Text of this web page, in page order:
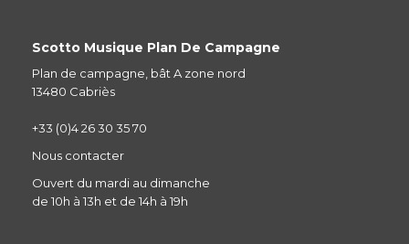
Scotto Musique Plan De Campagne
Plan de campagne, bât A zone nord
13480 Cabriès
+33 (0)4 26 30 35 70
Nous contacter
Ouvert du mardi au dimanche
de 10h à 13h et de 14h à 19h